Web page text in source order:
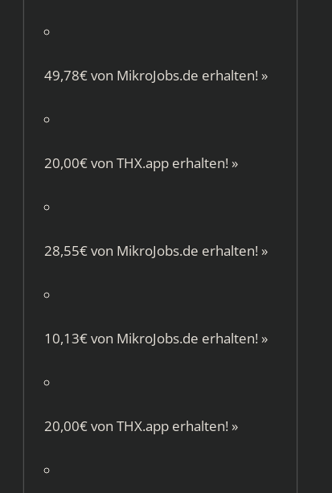
49,78€ von MikroJobs.de erhalten! »
20,00€ vonTHX.app erhalten! »
28,55€ von MikroJobs.de erhalten! »
10,13€ von MikroJobs.de erhalten! »
20,00€ vonTHX.app erhalten! »